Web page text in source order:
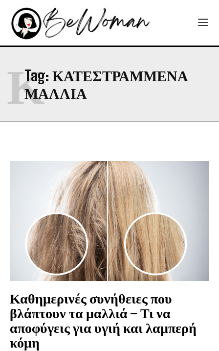
Tag: ΚΑΤΕΣΤΡΑΜΜΕΝΑ
ΜΑΛΛΙΑ
Κ
Καθημερινές συνήθειες που
βλάπτουν τα μαλλιά – Τι να
αποφύγεις για υγιή και λαμπερή
κόμη